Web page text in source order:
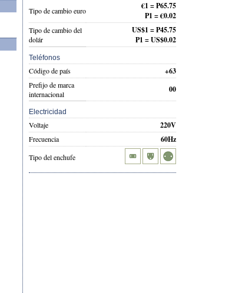
Tipo de cambio euro
€1 = ₱65.75
₱1 = €0.02
Tipo de cambio del
dolár
US$1 = ₱45.75
₱1 = US$0.02
Teléfonos
Código de país +63
Prefijo de marca
internacional
00
Electricidad
Voltaje 220V
Frecuencia 60Hz
Tipo del enchufe